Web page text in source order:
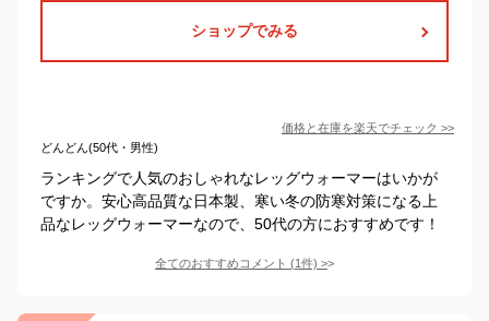
ショップでみる
価格と在庫を楽天でチェック >>
どんどん(50代・男性)
ランキングで人気のおしゃれなレッグウォーマーはいかが
ですか。安心高品質な日本製、寒い冬の防寒対策になる上
品なレッグウォーマーなので、50代の方におすすめです！
全てのおすすめコメント (1件) >